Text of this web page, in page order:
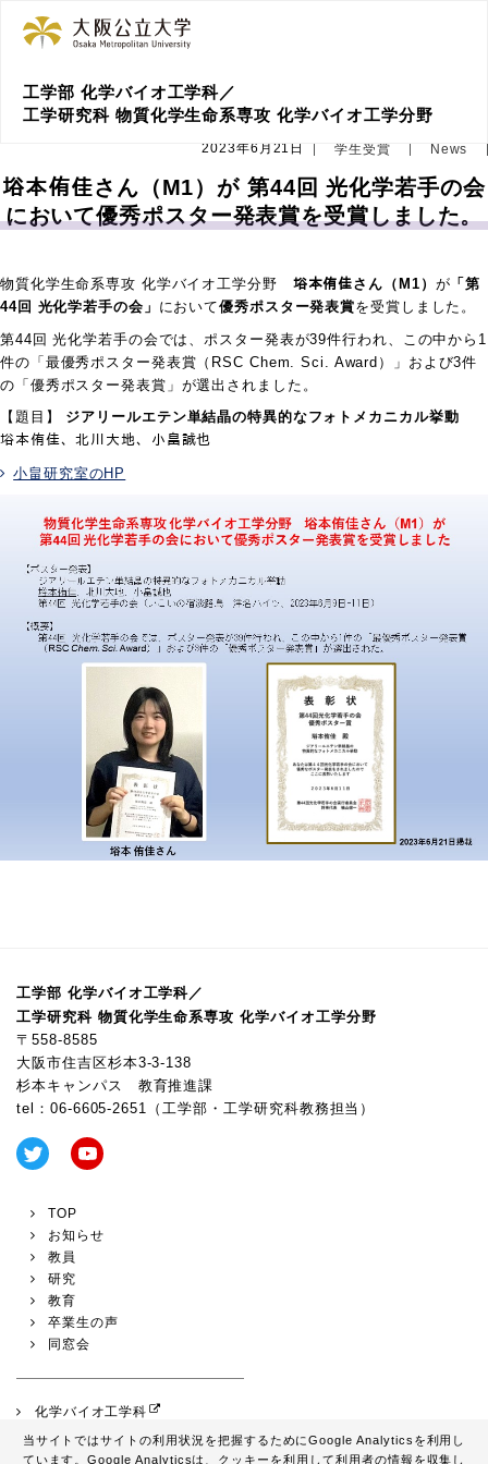
工学部 化学バイオ工学科／
工学研究科 物質化学生命系専攻 化学バイオ工学分野
2023年6月21日 学生受賞 News
﨏本侑佳さん（M1）が 第44回 光化学若手の会
において優秀ポスター発表賞を受賞しました。
物質化学生命系専攻 化学バイオ工学分野 﨏本侑佳さん（M1） が 「第
44回 光化学若手の会」 において優秀ポスター発表賞を受賞しました。
第44回 光化学若手の会では、ポスター発表が39件行われ、この中から1
件の「最優秀ポスター発表賞（RSC Chem. Sci. Award）」および3件
の「優秀ポスター発表賞」が選出されました。
【題目】
ジアリールエテン単結晶の特異的なフォトメカニカル挙動
﨏本侑佳、北川大地、小畠誠也
小畠研究室のHP
当サイトではサイトの利用状況を把握するためにGoogle Analyticsを利用し
ています。Google Analyticsは、 クッキーを利用して利用者の情報を収集し
工学部 化学バイオ工学科／
工学研究科 物質化学生命系専攻 化学バイオ工学分野
〒558-8585
大阪市住吉区杉本3-3-138
杉本キャンパス 教育推進課
tel： 06-6605-2651 （工学部・工学研究科教務担当）
TOP
お知らせ
教員
研究
教育
卒業生の声
同窓会
化学バイオ工学科
化学バイオ工学分野